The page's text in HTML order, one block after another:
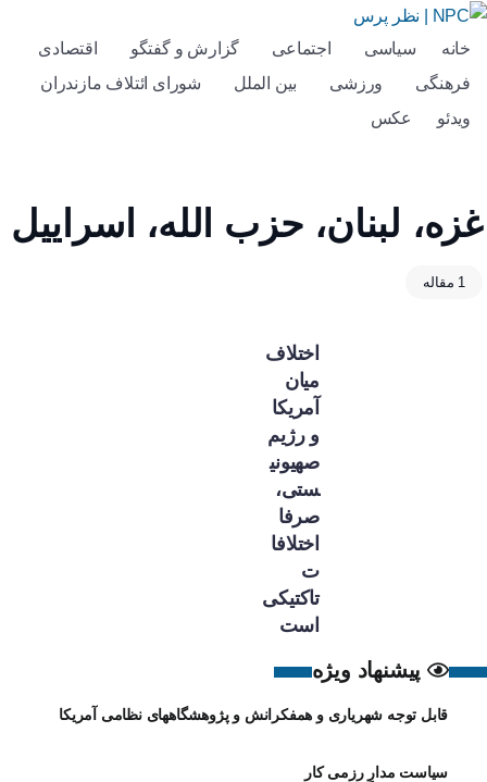
خانه سیاسی اجتماعی گزارش و گفتگو
اقتصادی
فرهنگی
ورزشی بین الملل
شورای ائتلاف مازندران
ویدئو
عکس
غزه، لبنان، حزب الله، اسراییل
1 مقاله
اختلاف
میان
آمریکا
و رژیم
صهیونی
ستی،
صرفا
اختلافا
ت
تاکتیکی
است
پیشنهاد ویژه
قابل توجه شهریاری و همفکرانش و پژوهشگاههای نظامی آمریکا
سیاست مدارِ رزمی کار